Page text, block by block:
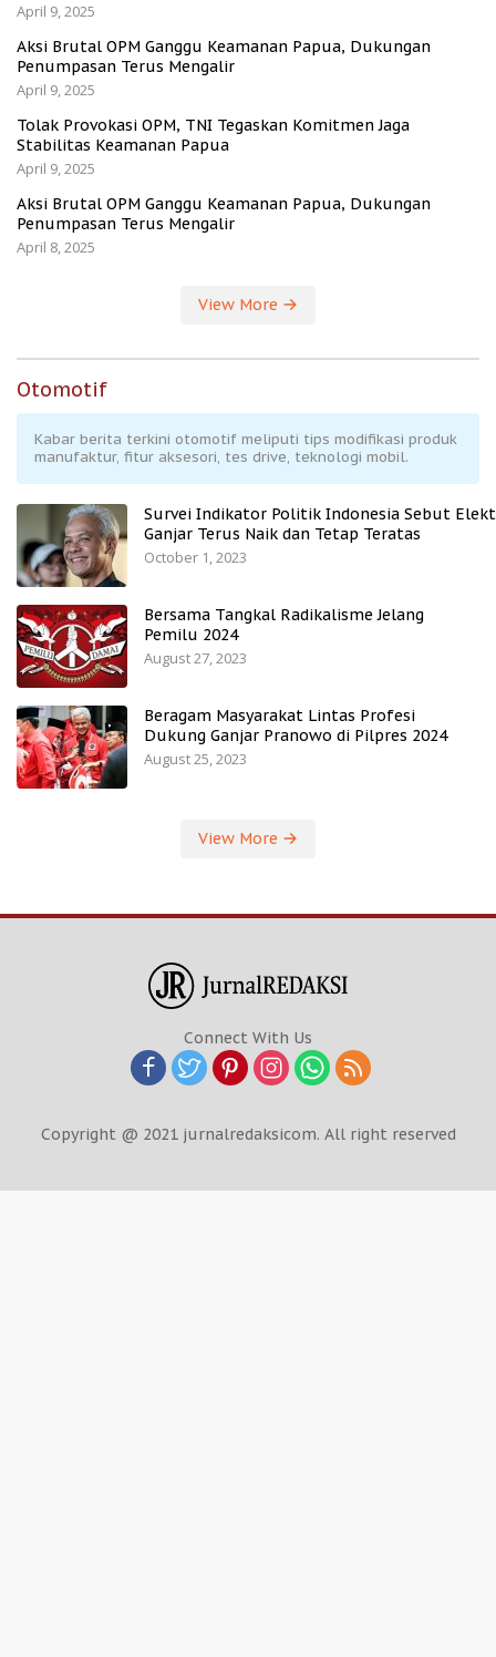
April 9, 2025
Aksi Brutal OPM Ganggu Keamanan Papua, Dukungan
Penumpasan Terus Mengalir
April 9, 2025
Tolak Provokasi OPM, TNI Tegaskan Komitmen Jaga
Stabilitas Keamanan Papua
April 9, 2025
Aksi Brutal OPM Ganggu Keamanan Papua, Dukungan
Penumpasan Terus Mengalir
April 8, 2025
View More
Otomotif
Kabar berita terkini otomotif meliputi tips modifikasi produk
manufaktur, fitur aksesori, tes drive, teknologi mobil.
Survei Indikator Politik Indonesia Sebut
Ganjar Terus Naik dan Tetap Teratas
October 1, 2023
Bersama Tangkal Radikalisme Jelang
Pemilu 2024
August 27, 2023
Beragam Masyarakat Lintas Profesi
Dukung Ganjar Pranowo di Pilpres 2024
August 25, 2023
View More
Connect With Us
Copyright @ 2021 jurnalredaksicom. All right reserved